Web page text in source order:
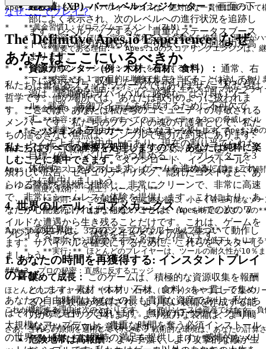
経験値（XP）バー/レベルインジケーター：画面の下
部によく表示され、次のレベルへの進行状況を追跡し
ます。レベルアップすると、貴重なステータスブース
トや新しい能力が得られ、より強く、より回復力が高
まります。
資源カウンター（例：木材、石材、食料）： 通常、右
下に表示され、収集した素材を示します。これらの資
源は、長期的なサバイバルに必要な、より良いツー
ル、武器、防御アイテムを作成するために不可欠で
す。
ミッショントラッカー：小さなオーバーレイで、おそ
らく左上または中央上にあり、現在の割り当てられた
目標（例：「ベリーを5つ集める」、「プレデターを3
体倒す」）を表示します。ゲームを進めるには、これ
らに集中しましょう。
4. 世界のルール：コアメカニクス
Apes.io の世界は、3つのシンプルなルールに基づいて動作し
ます。サバイバルを確実にするために、これらをマスターし
ましょう。
集めて成長：このゲームは、積極的な資源収集を報酬
とします。素材（木材、石材、食料）を一貫して集め
ると、経験値が獲得され、より良い装備を作成する能
力がアンロックされます。より強力な装備は、より簡
単なサバイバルを意味します。
危険地帯は高報酬：より手強く、より攻撃的な敵が生
Apes.ioにおけるエリートパフォーマンスは、絶対的な一貫性に基づいて
*   **黄金習慣1：ゼロラグムーブメント（ZLM）**
*   **内容:** ほぼ一定の、流れるような動きを維持し、環境がハ
*   **重要である理由:** Apes.ioのスコアリングエンジンは、継
*   **黄金習慣2：ミッションシナジーを優先する**
*   **内容:** 1つの目的に単独で焦点を当てることは決してあり
*   **重要である理由:** ミッションは、主なスコアマルチプライ
*   **黄金習慣3：脅威レベルの調整**
*   **内容:** 画面上のすべてのエンティティを3つの脅威レベル
*   **重要である理由:** ためらいはランを殺します。Apes.ioの
### 2. エリート戦術：スコアリングエンジンのマスター
Apes.ioのコアスコアリングエンジンは、**リソース効率と目標までの時
*   **高度な戦術：「焦土」ハーベスト**
*   **原則:** この戦術は、先に進む前に、小さく管理可能なゾー
*   **実行:** まず、開始クアドラント（A）を特定します。Aの**
*   **高度な戦術：「プロアクティブクラフトバッファ」**
*   **原則:** 現在のアイテムが壊れたり、体力が低下したりする
*   **実行:** ほとんどのプレイヤーは、ツールの耐久性が10％ま
### 3. プロの秘密：直感に反するエッジ
ほとんどのプレイヤーは、**レアリソース（レアメタルやユニークなベ
これが機能する理由は次のとおりです。 レアリソースは資産ではなく、
なぜここでプレイ？
The Definitive Apes.io Experience: なぜ
あなたはここにいるべきか
私たちは単なるプラットフォームではありません。私たちは
哲学です。他の場所では、あなたは取引のように扱われま
す。ここでは、あなたは私たちのコミュニティの尊敬される
メンバーです。私たちのブランドの魂の守護者として、私た
ちの揺るぎない焦点は、シンプルで強力な約束にあります:
私たちはすべての摩擦を処理しますので、あなたは純粋に楽
しむことに集中できます。ダウンロード、インストール、
煩わしい広告、セキュリティリスク、隠れたコストなど、あ
らゆる障壁を執拗に排除し、非常にクリーンで、非常に高速
で、非常にシームレスな体験を提供します。これにより、あ
なたが心配しなければならないことは、Apes.ioでの次のワ
イルドな遭遇から生き残ることだけです。これは、ゲームを
プレイすることと、体験を生きることの違いです。
1. あなたの時間を再獲得する: インスタントプレイ
の喜び
あなたの自由時間はあなたの最も貴重な資産であり、私たち
はそれを敬意を持って扱います。無限のローディング画面、
大規模なアップデート、貴重な時間を奪う必須インストール
の世界で、私たちは即時の満足を提供します。感情的なメリ